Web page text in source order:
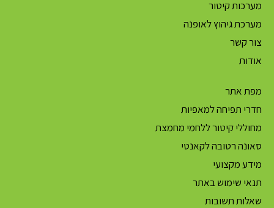
מערכות קיטור
מערכת גיהוץ לאופנה
צור קשר
אודות
מפת אתר
חדרי תפיחה למאפיות
מחוללי קיטור ללחמי מחמצת
סאונה רטובה לקאנטי
מידע מקצועי
תנאי שימוש באתר
שאלות תשובות